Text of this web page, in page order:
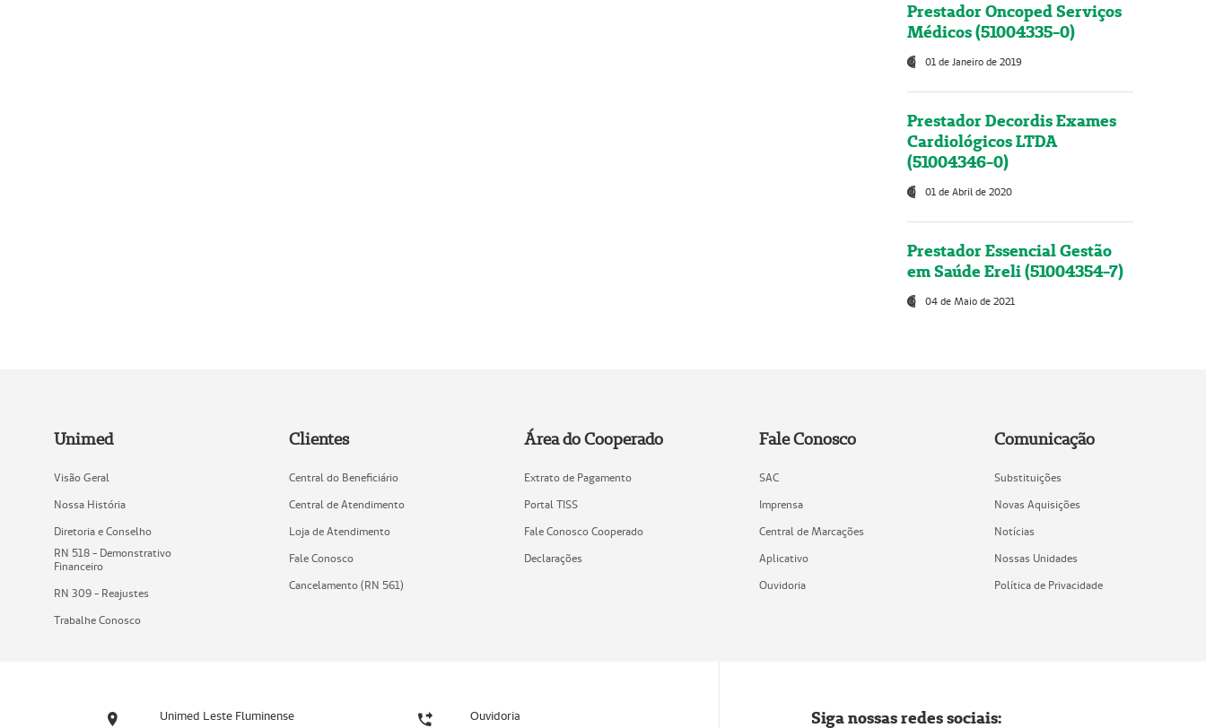
Prestador Oncoped Serviços
Médicos (51004335-0)
01 de Janeiro de 2019
Prestador Decordis Exames
Cardiológicos LTDA
(51004346-0)
01 de Abril de 2020
Prestador Essencial Gestão
em Saúde Ereli (51004354-7)
04 de Maio de 2021
Unimed
Visão Geral
Nossa História
Diretoria e Conselho
RN 518 - Demonstrativo
Financeiro
RN 309 - Reajustes
Trabalhe Conosco
Clientes
Central do Beneficiário
Central de Atendimento
Loja de Atendimento
Fale Conosco
Cancelamento (RN 561)
Área do Cooperado
Extrato de Pagamento
Portal TISS
Fale Conosco Cooperado
Declarações
Fale Conosco
SAC
Imprensa
Central de Marcações
Aplicativo
Ouvidoria
Comunicação
Substituições
Novas Aquisições
Notícias
Nossas Unidades
Política de Privacidade
Unimed Leste Fluminense Ouvidoria Siga nossas redes sociais: